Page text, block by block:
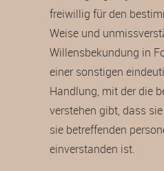
freiwillig für den
Weise und
Willensbekundung in
einer sonstigen
Handlung, mit der die
verstehen gibt, dass
sie betreffenden
einverstanden ist.